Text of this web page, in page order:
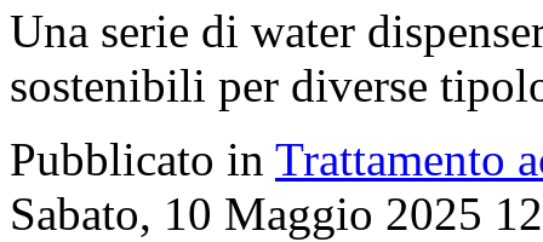
Una serie di water
sostenibili per diverse
Pubblicato in Trattamento
Sabato, 10 Maggio 2025